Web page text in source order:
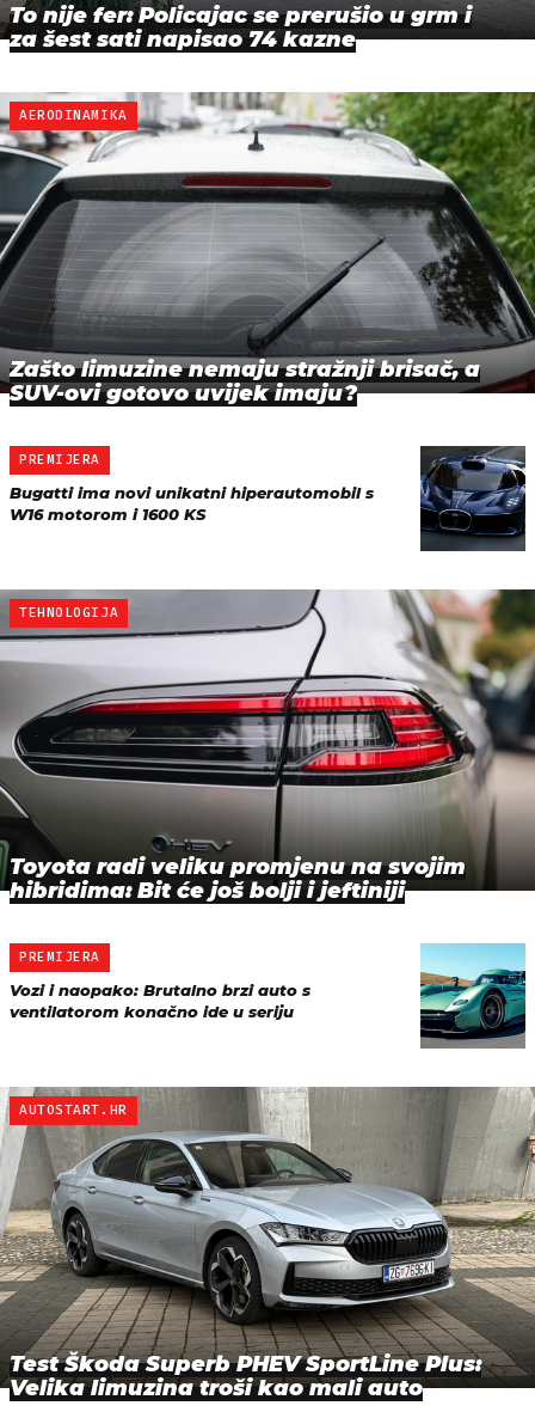
To nije fer: Policajac se prerušio u grm i
za šest sati napisao 74 kazne
AERODINAMIKA
Zašto limuzine nemaju stražnji brisač, a
SUV-ovi gotovo uvijek imaju?
PREMIJERA
Bugatti ima novi unikatni hiperautomobil s
W16 motorom i 1600 KS
TEHNOLOGIJA
Toyota radi veliku promjenu na svojim
hibridima: Bit će još bolji i jeftiniji
PREMIJERA
Vozi i naopako: Brutalno brzi auto s
ventilatorom konačno ide u seriju
AUTOSTART.HR
Test Škoda Superb PHEV SportLine Plus:
Velika limuzina troši kao mali auto